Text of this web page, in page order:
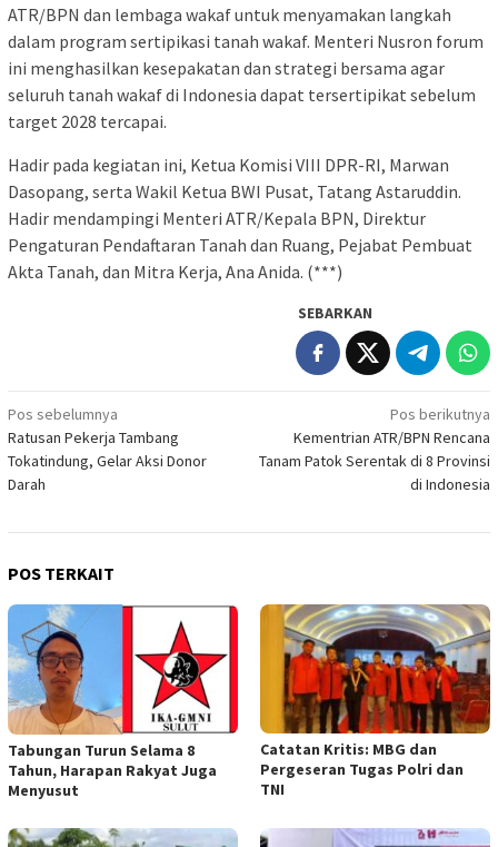
ATR/BPN dan lembaga wakaf untuk menyamakan langkah
dalam program sertipikasi tanah wakaf. Menteri Nusron forum
ini menghasilkan kesepakatan dan strategi bersama agar
seluruh tanah wakaf di Indonesia dapat tersertipikat sebelum
target 2028 tercapai.
Hadir pada kegiatan ini, Ketua Komisi VIII DPR-RI, Marwan
Dasopang, serta Wakil Ketua BWI Pusat, Tatang Astaruddin.
Hadir mendampingi Menteri ATR/Kepala BPN, Direktur
Pengaturan Pendaftaran Tanah dan Ruang, Pejabat Pembuat
Akta Tanah, dan Mitra Kerja, Ana Anida. (***)
SEBARKAN
Navigasi
pos
Pos sebelumnya
Ratusan Pekerja Tambang
Tokatindung, Gelar Aksi Donor
Darah
Pos berikutnya
Kementrian ATR/BPN Rencana
Tanam Patok Serentak di 8 Provinsi
di Indonesia
POS TERKAIT
Tabungan Turun Selama 8
Tahun, Harapan Rakyat Juga
Menyusut
Catatan Kritis: MBG dan
Pergeseran Tugas Polri dan
TNI